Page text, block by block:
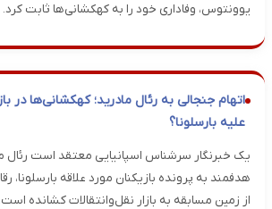
یوونتوس، وفاداری خود را به کهکشانی‌ها ثابت کرد.
اتهام جنجالی به رئال مادرید؛ کهکشانی‌ها در
علیه بارسلونا؟
یک خبرنگار سرشناس اسپانیایی معتقد است رئال
هدفمند به پرونده بازیکنان مورد علاقه بارسلونا،
از زمین مسابقه به بازار نقل‌وانتقالات کشانده است.